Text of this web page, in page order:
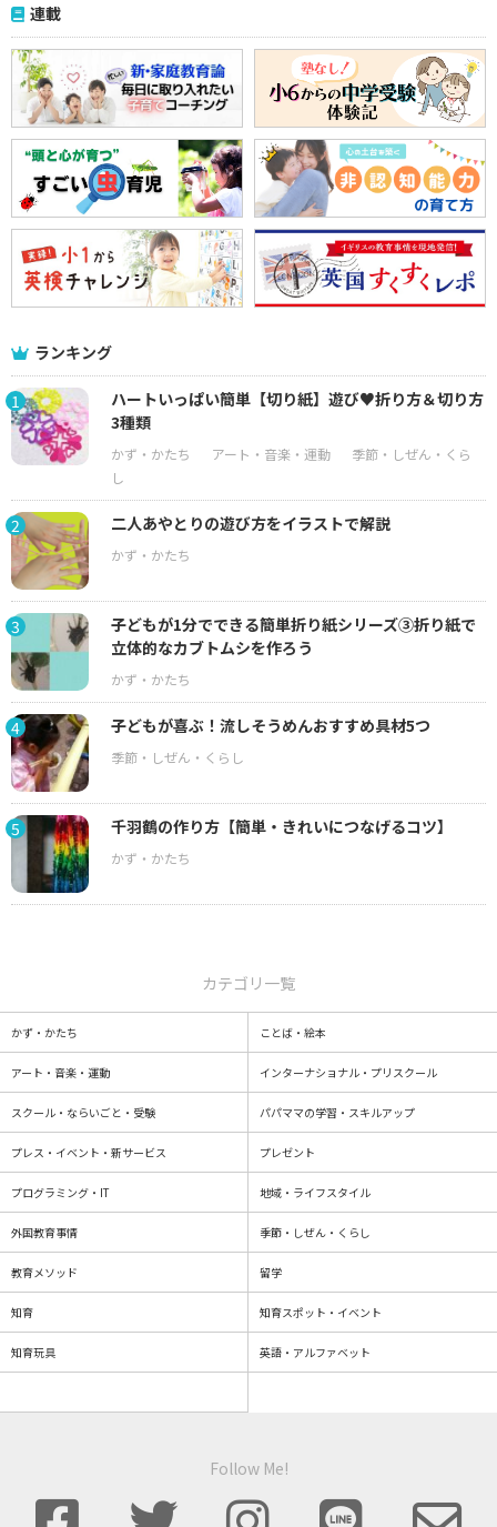
連載
ランキング
1
ハートいっぱい簡単【切り紙】遊び♥折り方＆切り方
3種類
2 二人あやとりの遊び方をイラストで解説
3
子どもが1分でできる簡単折り紙シリーズ③折り紙で
立体的なカブトムシを作ろう
4 子どもが喜ぶ！流しそうめんおすすめ具材5つ
5 千羽鶴の作り方【簡単・きれいにつなげるコツ】
カテゴリ一覧
かず・かたち ことば・絵本
アート・音楽・運動 インターナショナル・プリスクール
スクール・ならいごと・受験 パパママの学習・スキルアップ
プレス・イベント・新サービス プレゼント
プログラミング・IT 地域・ライフスタイル
外国教育事情 季節・しぜん・くらし
教育メソッド 留学
知育 知育スポット・イベント
知育玩具 英語・アルファベット
Follow Me!